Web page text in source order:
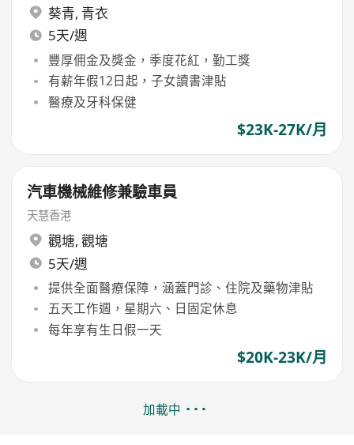
葵青, 青衣
5天/週
豐厚佣金及獎金，季度花紅，勤工獎
有薪年假12日起，子女讀書津貼
醫療及牙科保健
$23K-27K/月
汽車機械維修兼驗車員
天慧香港
觀塘, 觀塘
5天/週
提供全面醫療保障，涵蓋門診、住院及藥物津貼
五天工作週，星期六、日固定休息
每年享有生日假一天
$20K-23K/月
加載中